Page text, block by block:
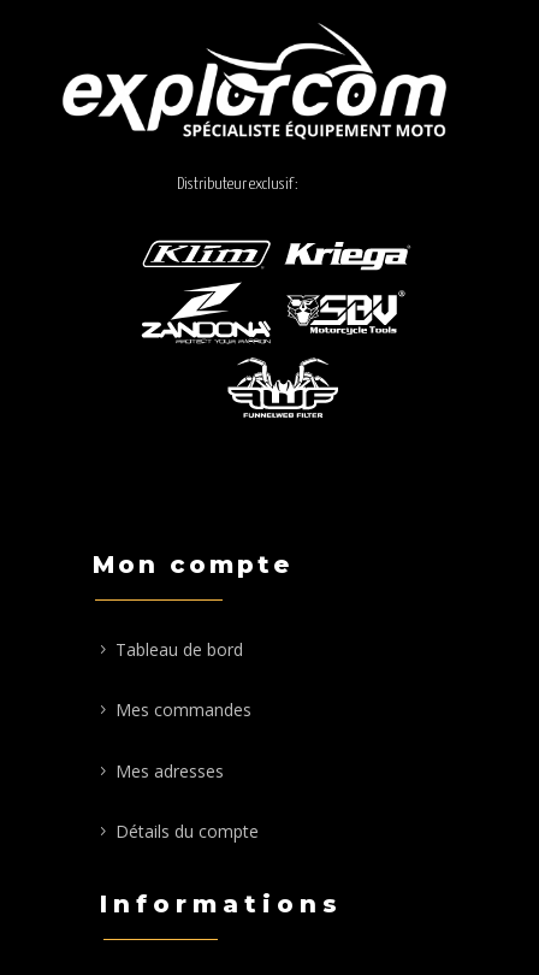
Distributeur exclusif :
Mon compte
Tableau de bord
Mes commandes
Mes adresses
Détails du compte
Informations